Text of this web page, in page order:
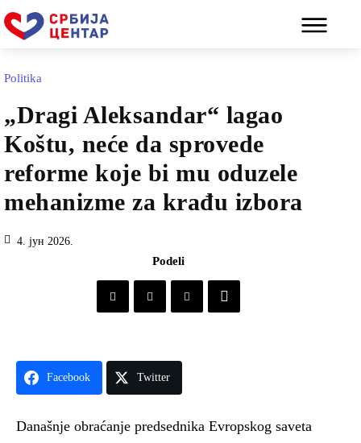
Politika
„Dragi Aleksandar“ lagao
Koštu, neće da sprovede
reforme koje bi mu oduzele
mehanizme za krađu izbora
4. јун 2026.
Podeli
Facebook Twitter
Današnje obraćanje predsednika Evropskog saveta